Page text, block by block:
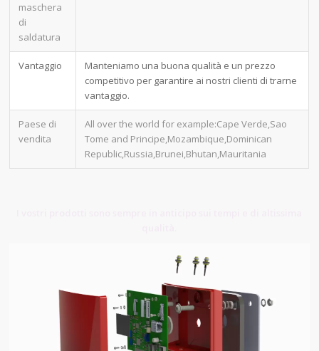
maschera
di
saldatura
Vantaggio
Manteniamo una buona qualità e un prezzo
competitivo per garantire ai nostri clienti di trarne
vantaggio.
Paese di
vendita
All over the world for example:Cape Verde,Sao
Tome and Principe,Mozambique,Dominican
Republic,Russia,Brunei,Bhutan,Mauritania